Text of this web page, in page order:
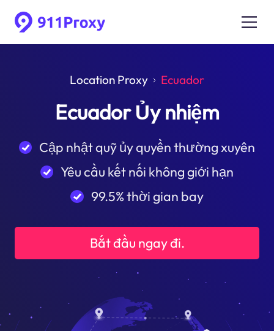
Location Proxy Ecuador
Ecuador Ủy nhiệm
Cập nhật quỹ ủy quyền thường xuyên
Yêu cầu kết nối không giới hạn
99.5% thời gian bay
Bắt đầu ngay đi.